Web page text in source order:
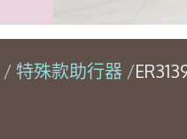
特殊款助行器